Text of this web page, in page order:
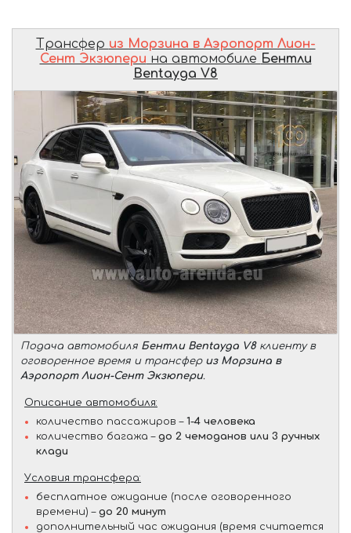
Трансфер из Морзина в Аэропорт Лион-
Сент Экзюпери на автомобиле Бентли
Bentayga V8
Подача автомобиля Бентли Bentayga V8клиенту в
оговоренное время и трансфер из Морзина в
Аэропорт Лион-Сент Экзюпери.
Описание автомобиля:
количество пассажиров – 1-4 человека
количество багажа – до 2 чемоданов или 3 ручных
клади
Условия трансфера:
бесплатное ожидание (после оговоренного
времени) – до 20 минут
дополнительный час ожидания (время считается